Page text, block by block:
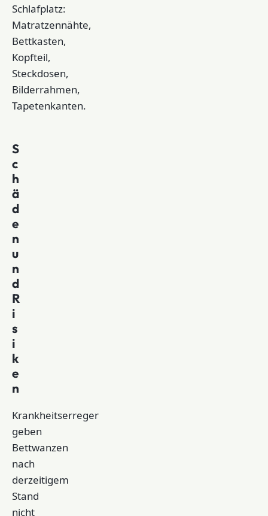
Schlafplatz:
Matratzennähte,
Bettkasten,
Kopfteil,
Steckdosen,
Bilderrahmen,
Tapetenkanten.
S
c
h
ä
d
e
n
u
n
d
R
i
s
i
k
e
n
Krankheitserreger
geben
Bettwanzen
nach
derzeitigem
Stand
nicht